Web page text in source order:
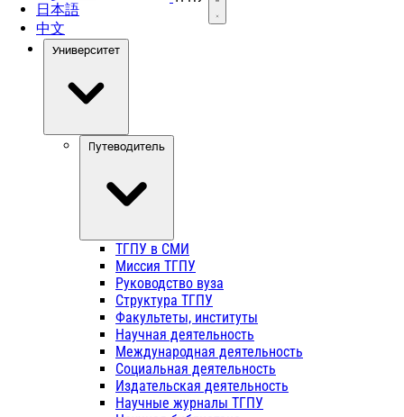
日本語
中文
Университет
Путеводитель
ТГПУ в СМИ
Миссия ТГПУ
Руководство вуза
Структура ТГПУ
Факультеты, институты
Научная деятельность
Международная деятельность
Социальная деятельность
Издательская деятельность
Научные журналы ТГПУ